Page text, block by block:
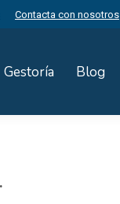
Contacta con nosotros
Gestoría Blog